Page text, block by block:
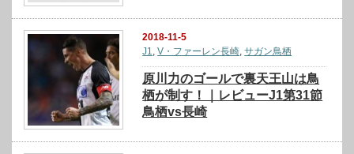
2018-11-5
J1,V・ファーレン長崎,サガン鳥栖
原川力のゴールで裏天王山は鳥
栖が制す！｜レビューJ1第31節
鳥栖vs長崎